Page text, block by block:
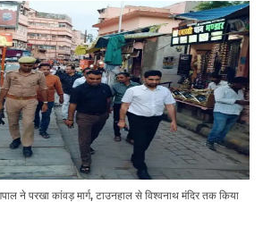
ने परखा कांवड़ मार्ग, टाउनहाल से विश्वनाथ मंदिर तक किया